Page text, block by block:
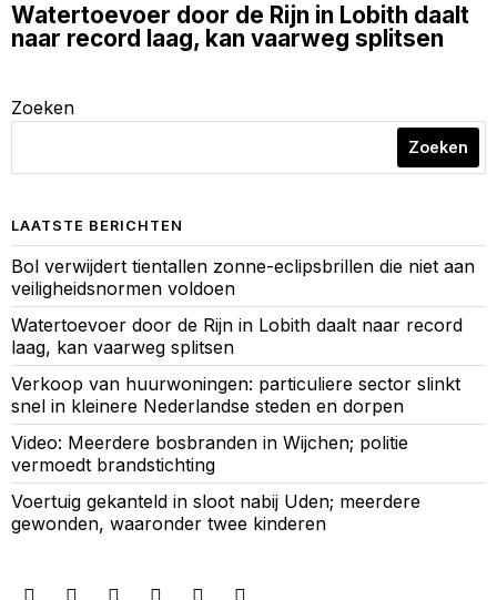
Watertoevoer door de Rijn in Lobith daalt
naar record laag, kan vaarweg splitsen
Zoeken
Zoeken
LAATSTE BERICHTEN
Bol verwijdert tientallen zonne-eclipsbrillen die niet aan
veiligheidsnormen voldoen
Watertoevoer door de Rijn in Lobith daalt naar record
laag, kan vaarweg splitsen
Verkoop van huurwoningen: particuliere sector slinkt
snel in kleinere Nederlandse steden en dorpen
Video: Meerdere bosbranden in Wijchen; politie
vermoedt brandstichting
Voertuig gekanteld in sloot nabij Uden; meerdere
gewonden, waaronder twee kinderen